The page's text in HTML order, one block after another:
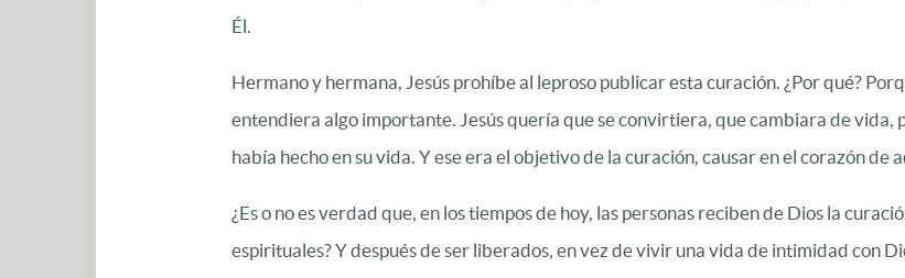
Él.
Hermano y hermana, Jesús prohíbe al leproso publicar esta curación. ¿Por qué?
entendiera algo importante. Jesús quería que se convirtiera, que cambiara de vida,
había hecho en su vida. Y ese era el objetivo de la curación, causar en el corazón de
¿Es o no es verdad que, en los tiempos de hoy, las personas reciben de Dios la
espirituales? Y después de ser liberados, en vez de vivir una vida de intimidad con